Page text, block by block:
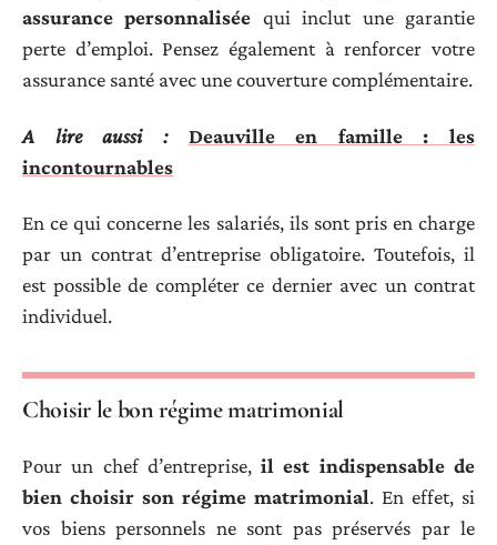
assurance personnalisée qui inclut une garantie
perte d’emploi. Pensez également à renforcer votre
assurance santé avec une couverture complémentaire.
A lire aussi :
Deauville en famille : les
incontournables
En ce qui concerne les salariés, ils sont pris en charge
par un contrat d’entreprise obligatoire. Toutefois, il
est possible de compléter ce dernier avec un contrat
individuel.
Choisir le bon régime matrimonial
Pour un chef d’entreprise,il est indispensable de
bien choisir son régime matrimonial. En effet, si
vos biens personnels ne sont pas préservés par le